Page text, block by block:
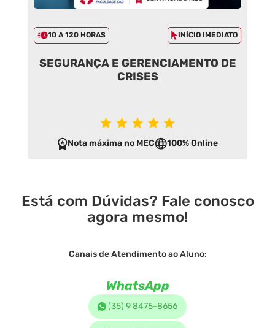
10 A 120 HORAS INÍCIO IMEDIATO
SEGURANÇA E GERENCIAMENTO DE
CRISES
Nota máxima no MEC 100% Online
Está com Dúvidas? Fale conosco
agora mesmo!
Canais de Atendimento ao Aluno:
WhatsApp
(35) 9 8475-8656